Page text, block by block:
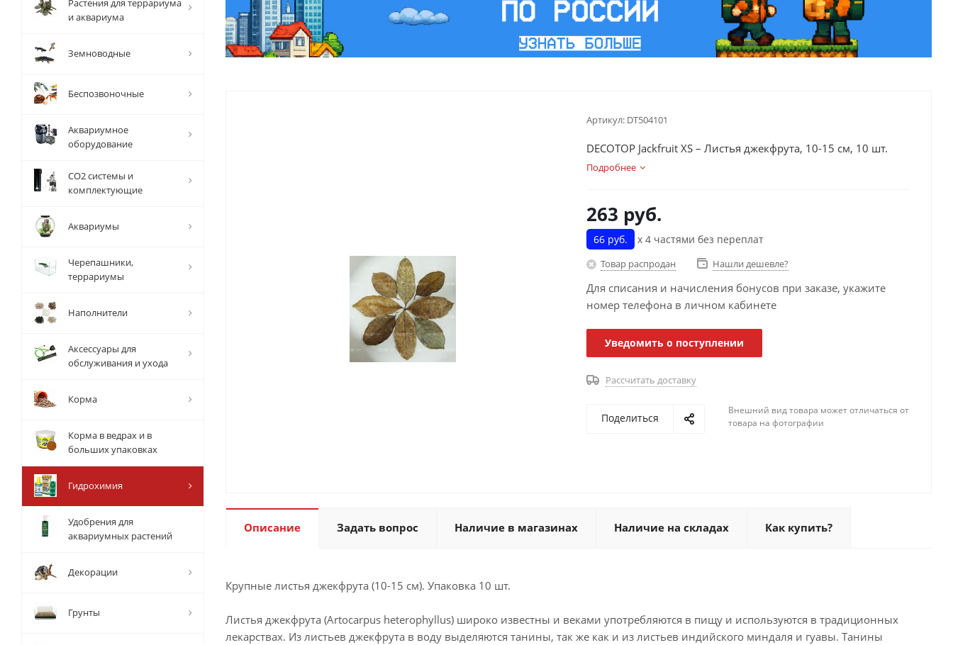
Артикул: DT504101
DECOTOP Jackfruit XS – Листья джекфрута, 10-15 см, 10 шт.
Подробнее
263 руб.
66 руб. х 4 частями без переплат
Товар распродан Нашли дешевле?
Для списания и начисления бонусов при заказе, укажите
номер телефона в личном кабинете
Уведомить о поступлении
Рассчитать доставку
Поделиться
Внешний вид товара может отличаться от
товара на фотографии
Описание Задать вопрос Наличие в магазинах Наличие на складах Как купить?
Крупные листья джекфрута (10-15 см). Упаковка 10 шт.
Листья джекфрута (Artocarpus heterophyllus) широко известны и веками употребляются в пищу и используются в традиционных
лекарствах. Из листьев джекфрута в воду выделяются танины, так же как и из листьев индийского миндаля и гуавы. Танины
Растения для террариума
и аквариума
Земноводные
Беспозвоночные
Аквариумное
оборудование
СО2 системы и
комплектующие
Аквариумы
Черепашники,
террариумы
Наполнители
Аксессуары для
обслуживания и ухода
Корма
Корма в ведрах и в
больших упаковках
Гидрохимия
Удобрения для
аквариумных растений
Декорации
Грунты